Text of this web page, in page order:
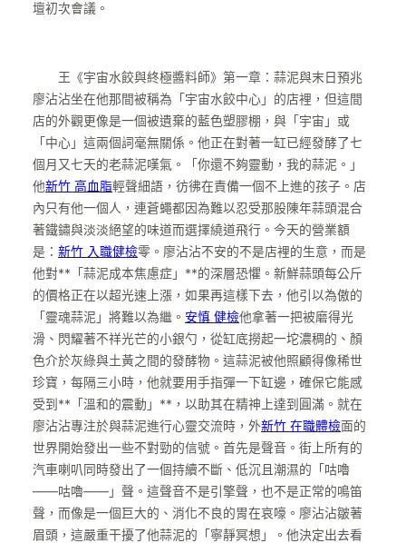
壇初次會議。
王《宇宙水餃與終極醬料師》第一章：蒜泥與末日預兆
廖沾沾坐在他那間被稱為「宇宙水餃中心」的店裡，但這間
店的外觀更像是一個被遺棄的藍色塑膠棚，與「宇宙」或
「中心」這兩個詞毫無關係。他正在對著一缸已經發酵了七
個月又七天的老蒜泥嘆氣。「你還不夠靈動，我的蒜泥。」
他新竹 高血脂輕聲細語，彷彿在責備一個不上進的孩子。店
內只有他一個人，連蒼蠅都因為難以忍受那股陳年蒜頭混合
著鐵鏽與淡淡絕望的味道而選擇繞道飛行。今天的營業額
是： 新竹 入職健檢零。廖沾沾不安的不是店裡的生意，而是
他對**「蒜泥成本焦慮症」**的深層恐懼。新鮮蒜頭每公斤
的價格正在以超光速上漲，如果再這樣下去，他引以為傲的
「靈魂蒜泥」將難以為繼。 安慎 健檢他拿著一把被磨得光
滑、閃耀著不祥光芒的小銀勺，從缸底撈起一坨濃稠的、顏
色介於灰綠與土黃之間的發酵物。這蒜泥被他照顧得像稀世
珍寶，每隔三小時，他就要用手指彈一下缸邊，確保它能感
受到**「溫和的震動」**，以助其在精神上達到圓滿。就在
廖沾沾專注於與蒜泥進行心靈交流時，外新竹 在職體檢面的
世界開始發出一些不對勁的信號。首先是聲音。街上所有的
汽車喇叭同時發出了一個持續不斷、低沉且潮濕的「咕嚕
——咕嚕——」聲。這聲音不是引擎聲，也不是正常的鳴笛
聲，而像是一個巨大的、消化不良的胃在哀嚎。廖沾沾皺著
眉頭，這嚴重干擾了他蒜泥的「寧靜冥想」。他決定出去看